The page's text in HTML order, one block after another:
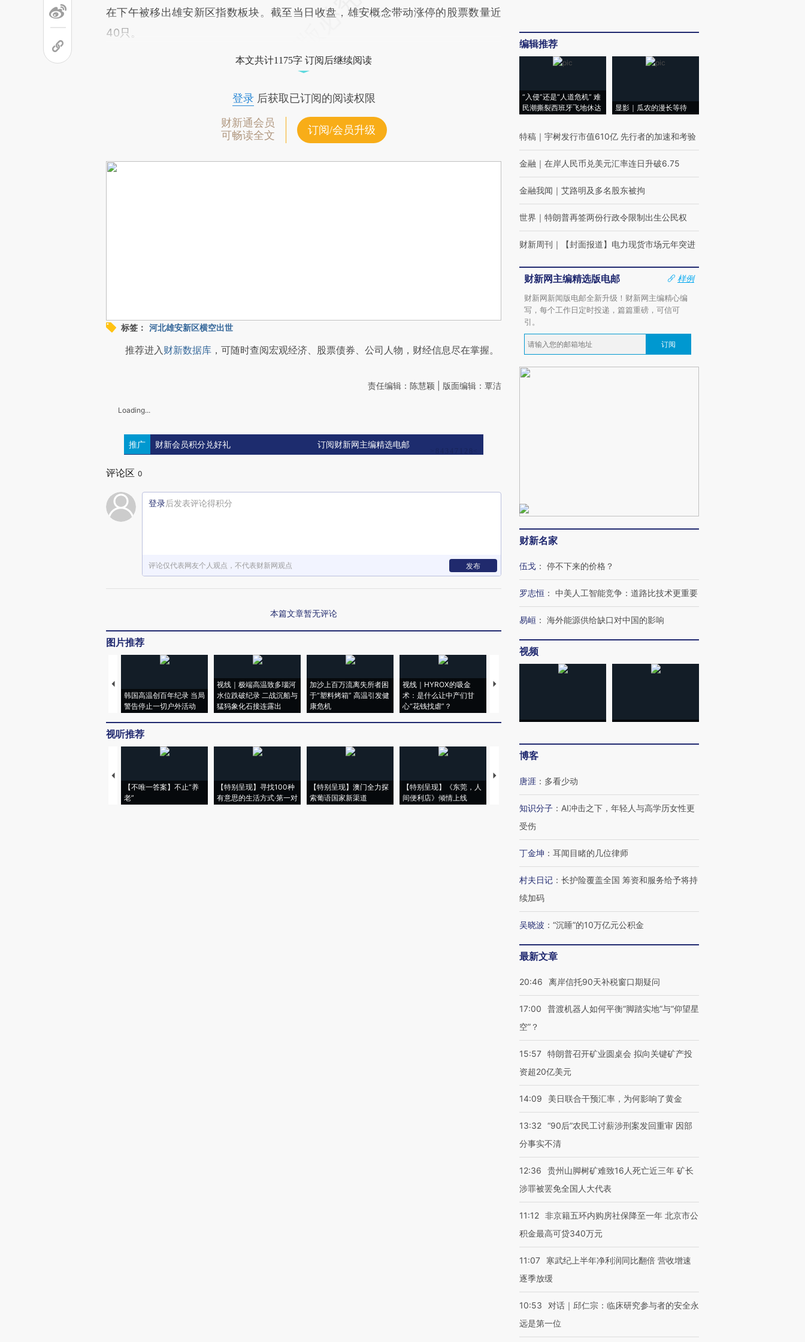
在下午被移出雄安新区指数板块。截至当日收盘，雄安概念带动涨停的股票数量近
40只。
本文共计1175字 订阅后继续阅读
登录后获取已订阅的阅读权限
财新通会员
可畅读全文
订阅/会员升级
标签： 河北雄安新区横空出世
推荐进入财新数据库 ，可随时查阅宏观经济、股票债券、公司人物，财经信息尽在掌握。
责任编辑：陈慧颖 | 版面编辑：覃洁
Loading...
推广 财新会员积分兑好礼 订阅财新网主编精选电邮
评论区 0
登录后发表评论得积分
评论仅代表网友个人观点，不代表财新网观点 发布
本篇文章暂无评论
图片推荐
韩国高温创百年纪录 当局
警告停止一切户外活动
视线｜极端高温致多瑙河
水位跌破纪录 二战沉船与
猛犸象化石接连露出
加沙上百万流离失所者困
于“塑料烤箱” 高温引发健
康危机
视线｜HYROX的吸金
术：是什么让中产们甘
心“花钱找虐”？
马航飞行员跨国走私7万
视听推荐
【不唯一答案】不止“养
老”
【特别呈现】寻找100种
有意思的生活方式·第一对
【特别呈现】澳门全力探
索葡语国家新渠道
【特别呈现】《东莞，人
间便利店》倾情上线
【推广】走进第四届链博
会，让数智科技“链”接产
有意思的生活方式·第三对
住三大增长引擎是什么？
编辑推荐
“入侵”还是“人道危机” 难
民潮撕裂西班牙飞地休达
显影｜瓜农的漫长等待
特稿 ｜ 宇树发行市值610亿 先行者的加速和考验
金融 ｜ 在岸人民币兑美元汇率连日升破6.75
金融我闻 ｜ 艾路明及多名股东被拘
世界 ｜ 特朗普再签两份行政令限制出生公民权
财新周刊 ｜ 【封面报道】电力现货市场元年突进
财新网主编精选版电邮
样例
财新网新闻版电邮全新升级！财新网主编精心编
写，每个工作日定时投递，篇篇重磅，可信可
引。
订阅
财新名家
伍戈 ： 停不下来的价格？
罗志恒 ： 中美人工智能竞争：道路比技术更重要
易峘 ： 海外能源供给缺口对中国的影响
视频
博客
唐涯 ： 多看少动
知识分子 ： AI冲击之下，年轻人与高学历女性更
受伤
丁金坤 ： 耳闻目睹的几位律师
村夫日记 ： 长护险覆盖全国 筹资和服务给予将持
续加码
吴晓波 ： “沉睡”的10万亿元公积金
最新文章
20:46 离岸信托90天补税窗口期疑问
17:00
普渡机器人如何平衡“脚踏实地”与“仰望星
空”？
15:57 特朗普召开矿业圆桌会 拟向关键矿产投
资超20亿美元
14:09 美日联合干预汇率，为何影响了黄金
13:32 “90后”农民工讨薪涉刑案发回重审 因部
分事实不清
12:36
贵州山脚树矿难致16人死亡近三年 矿长
涉罪被罢免全国人大代表
11:12 非京籍五环内购房社保降至一年 北京市公
积金最高可贷340万元
11:07
寒武纪上半年净利润同比翻倍 营收增速
逐季放缓
10:53
对话｜邱仁宗：临床研究参与者的安全永
远是第一位